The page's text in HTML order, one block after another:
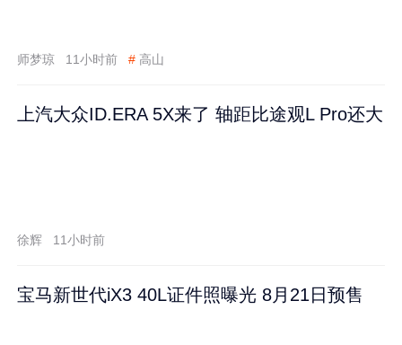
师梦琼 11小时前 # 高山
上汽大众ID.ERA 5X来了 轴距比途观L Pro还大
徐辉 11小时前
宝马新世代iX3 40L证件照曝光 8月21日预售